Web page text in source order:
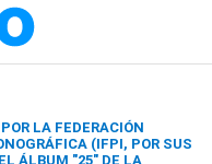
LA FEDERACIÓN
(IFPI, POR SUS
ÁLBUM "25" DE LA